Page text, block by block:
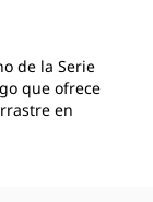
de la Serie
que ofrece
en